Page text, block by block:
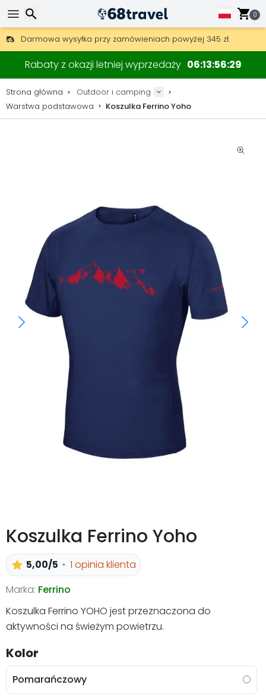
0
Darmowa wysyłka przy zamówieniach powyżej 345 zł.
30 dni na zwrot, 90 dni na drewniane mapy i dekoracje.
Najlepsze ceny na sprzęt outdoorowy i akcesoria.
Rabaty z okazji letniej wyprzedaży 06135629
Strona główna
Outdoor i camping
Warstwa podstawowa
Koszulka Ferrino Yoho
Koszulka Ferrino Yoho
5,00/5
1 opinia klienta
Marka: Ferrino
Koszulka Ferrino YOHO jest przeznaczona do
aktywności na świeżym powietrzu.
Kolor
Pomarańczowy
Wyszukaj